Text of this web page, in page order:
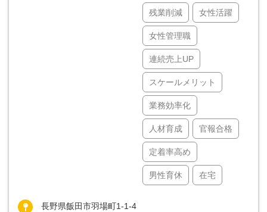
残業削減 女性活躍
女性管理職
連続売上UP
スケールメリット
業務効率化
人材育成 官報合格
定着率高め
男性育休 在宅
長野県飯田市羽場町1-1-4